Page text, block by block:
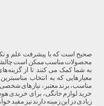
صحیح است که با پیشرفت علم و
محصولات مناسب ممکن است
به شما کمک می کنند تا از
معیارهایی که به انتخاب
مناسب، برند معتبر، نیازهای
خرید لوازم خانگی، برای خریدی
زیادی در این زمینه دارند نیز مفید